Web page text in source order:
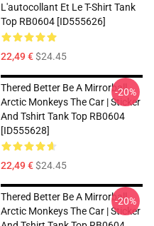
L'autocollant Et Le T-Shirt Tank
Top RB0604 [ID555626]
22,49 €$24.45
Thered Better Be A Mirrorball
Arctic Monkeys The Car | Sticker
And Tshirt Tank Top RB0604
[ID555628]
22,49 €$24.45
-20%
Thered Better Be A Mirrorball
Arctic Monkeys The Car | Sticker
-20%